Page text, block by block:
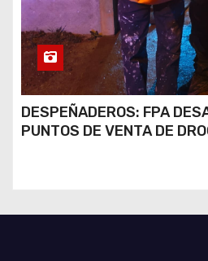
DESPEÑADEROS: FPA
PUNTOS DE VENTA DE